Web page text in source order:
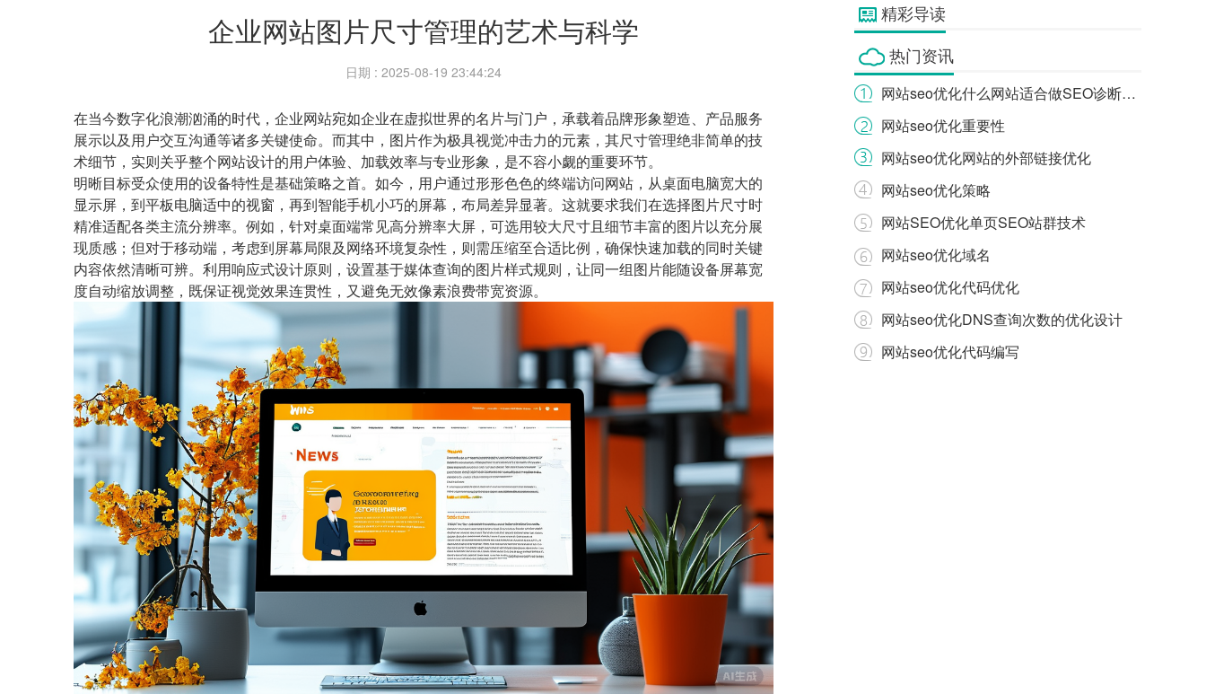
企业网站图片尺寸管理的艺术与科学
日期 : 2025-08-19 23:44:24
在当今数字化浪潮汹涌的时代，企业网站宛如企业在虚拟世界的名片与门户，承载着品牌形象塑造、产品服务
展示以及用户交互沟通等诸多关键使命。而其中，图片作为极具视觉冲击力的元素，其尺寸管理绝非简单的技
术细节，实则关乎整个网站设计的用户体验、加载效率与专业形象，是不容小觑的重要环节。
明晰目标受众使用的设备特性是基础策略之首。如今，用户通过形形色色的终端访问网站，从桌面电脑宽大的
显示屏，到平板电脑适中的视窗，再到智能手机小巧的屏幕，布局差异显著。这就要求我们在选择图片尺寸时
精准适配各类主流分辨率。例如，针对桌面端常见高分辨率大屏，可选用较大尺寸且细节丰富的图片以充分展
现质感；但对于移动端，考虑到屏幕局限及网络环境复杂性，则需压缩至合适比例，确保快速加载的同时关键
内容依然清晰可辨。利用响应式设计原则，设置基于媒体查询的图片样式规则，让同一组图片能随设备屏幕宽
度自动缩放调整，既保证视觉效果连贯性，又避免无效像素浪费带宽资源。
精彩导读
热门资讯
网站seo优化什么网站适合做SEO诊断分析服务
网站seo优化重要性
网站seo优化网站的外部链接优化
网站seo优化策略
网站SEO优化单页SEO站群技术
网站seo优化域名
网站seo优化代码优化
网站seo优化DNS查询次数的优化设计
网站seo优化代码编写